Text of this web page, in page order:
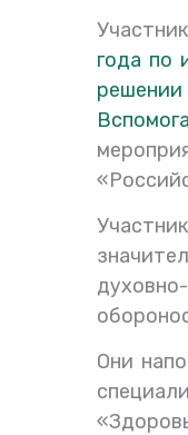
года по
Они